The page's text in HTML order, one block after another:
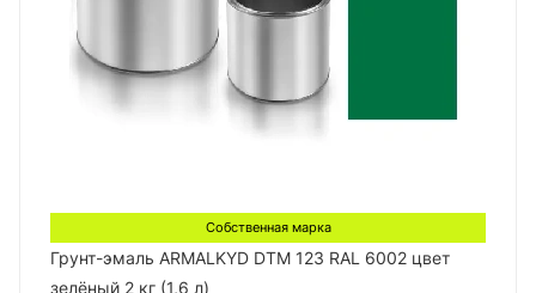
Собственная марка
Грунт-эмаль ARMALKYD DTM 123 RAL 6002 цвет
зелёный 2 кг (1,6 л)